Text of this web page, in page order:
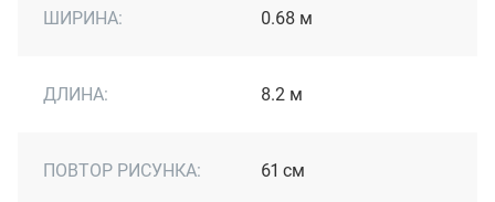
ШИРИНА: 0.68 м
ДЛИНА: 8.2 м
ПОВТОР РИСУНКА: 61 см